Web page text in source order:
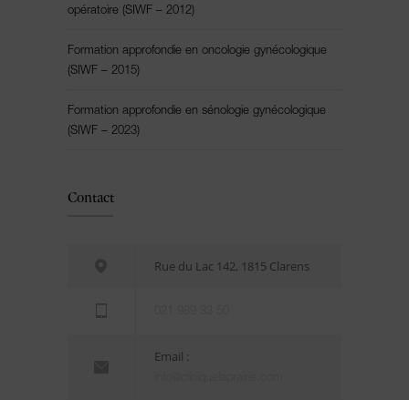
opératoire (SIWF – 2012)
Formation approfondie en oncologie gynécologique
(SIWF – 2015)
Formation approfondie en sénologie gynécologique
(SIWF – 2023)
Contact
Rue du Lac 142, 1815 Clarens
Email :